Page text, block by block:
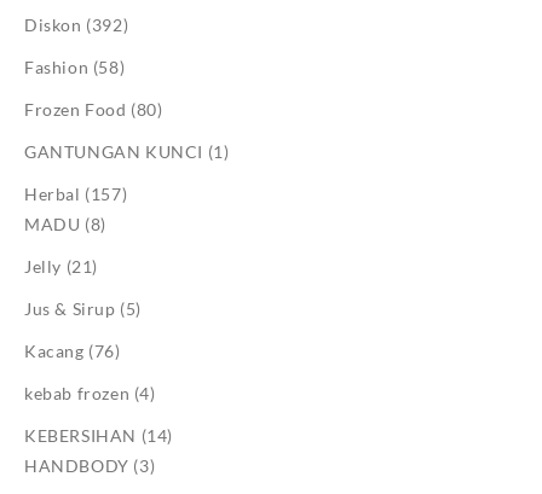
Diskon (392)
Fashion (58)
Frozen Food (80)
GANTUNGAN KUNCI (1)
Herbal (157)
MADU (8)
Jelly (21)
Jus & Sirup (5)
Kacang (76)
kebab frozen (4)
KEBERSIHAN (14)
HANDBODY (3)